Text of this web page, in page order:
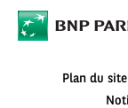
Plan du site